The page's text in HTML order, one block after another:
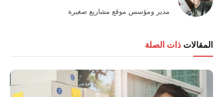
مدير ومؤسس موقع مشاريع صغيرة
المقالات ذات الصلة